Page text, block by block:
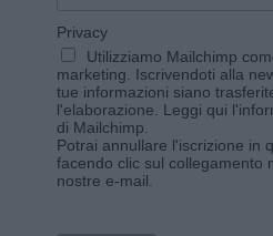
Privacy
Utilizziamo Mailchimp
marketing. Iscrivendoti alla
tue informazioni siano
l'elaborazione. Leggi qui
di Mailchimp
Potrai annullare l'iscrizione in
facendo clic sul collegamento
nostre e-mail.